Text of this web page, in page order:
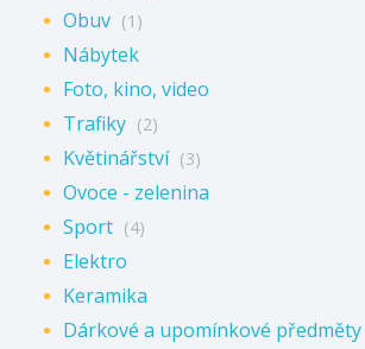
Obuv (1)
Nábytek
Foto, kino, video
Trafiky (2)
Květinářství (3)
Ovoce - zelenina
Sport (4)
Elektro
Keramika
Dárkové a upomínkové předměty